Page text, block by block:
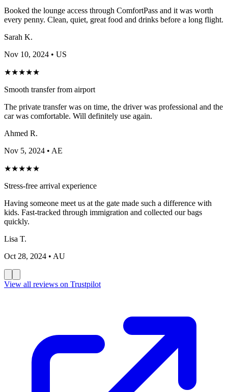
Booked the lounge access through ComfortPass and it was worth
every penny. Clean, quiet, great food and drinks before a long flight.
Sarah K.
Nov 10, 2024 • US
★★★★★
Smooth transfer from airport
The private transfer was on time, the driver was professional and the
car was comfortable. Will definitely use again.
Ahmed R.
Nov 5, 2024 • AE
★★★★★
Stress-free arrival experience
Having someone meet us at the gate made such a difference with
kids. Fast-tracked through immigration and collected our bags
quickly.
Lisa T.
Oct 28, 2024 • AU
View all reviews on Trustpilot